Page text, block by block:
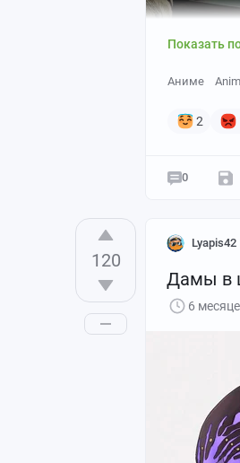
Показать
Аниме
2
0
120
Lyapis42
Дамы в
6